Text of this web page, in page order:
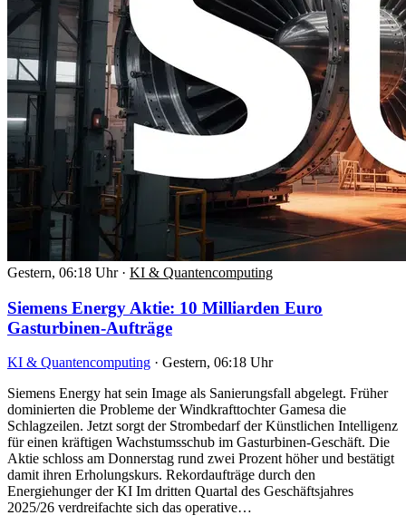
Gestern, 06:18 Uhr · KI & Quantencomputing
Siemens Energy Aktie: 10 Milliarden Euro
Gasturbinen-Aufträge
KI & Quantencomputing · Gestern, 06:18 Uhr
Siemens Energy hat sein Image als Sanierungsfall abgelegt. Früher
dominierten die Probleme der Windkrafttochter Gamesa die
Schlagzeilen. Jetzt sorgt der Strombedarf der Künstlichen Intelligenz
für einen kräftigen Wachstumsschub im Gasturbinen-Geschäft. Die
Aktie schloss am Donnerstag rund zwei Prozent höher und bestätigt
damit ihren Erholungskurs. Rekordaufträge durch den
Energiehunger der KI Im dritten Quartal des Geschäftsjahres
2025/26 verdreifachte sich das operative…